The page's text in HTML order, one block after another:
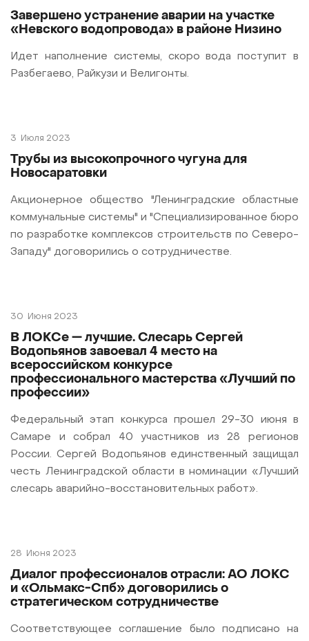
Завершено устранение аварии на участке
«Невского водопровода» в районе Низино
Идет наполнение системы, скоро вода поступит в
Разбегаево, Райкузи и Велигонты.
3 Июля 2023
Трубы из высокопрочного чугуна для
Новосаратовки
Акционерное общество "Ленинградские областные
коммунальные системы" и "Специализированное бюро
по разработке комплексов строительств по Северо-
Западу" договорились о сотрудничестве.
30 Июня 2023
В ЛОКСе — лучшие. Слесарь Сергей
Водопьянов завоевал 4 место на
всероссийском конкурсе
профессионального мастерства «Лучший по
профессии»
Федеральный этап конкурса прошел 29-30 июня в
Самаре и собрал 40 участников из 28 регионов
России. Сергей Водопьянов единственный защищал
честь Ленинградской области в номинации «Лучший
слесарь аварийно-восстановительных работ».
28 Июня 2023
Диалог профессионалов отрасли: АО ЛОКС
и «Ольмакс-Спб» договорились о
стратегическом сотрудничестве
Соответствующее соглашение было подписано на